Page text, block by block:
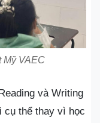
Mỹ VAEC
và Writing
cụ thể thay vì học